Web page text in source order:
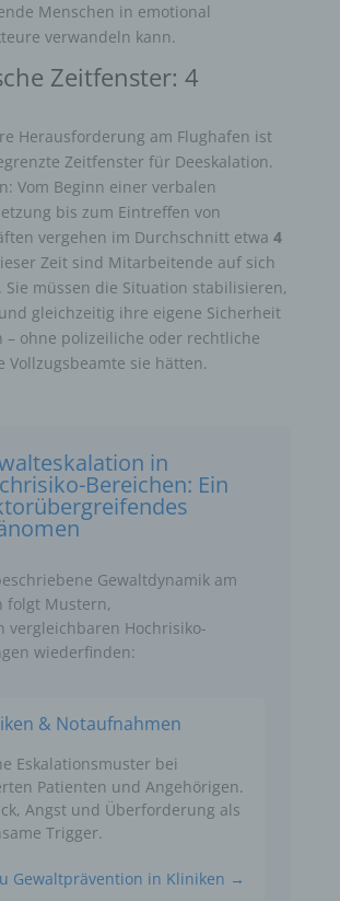
Menschen in emotional
verwandeln kann.
Zeitfenster: 4
Herausforderung am Flughafen ist
Zeitfenster für Deeskalation.
Vom Beginn einer verbalen
bis zum Eintreffen von
vergehen im Durchschnitt etwa 4
Zeit sind Mitarbeitende auf sich
Sie müssen die Situation stabilisieren,
gleichzeitig ihre eigene Sicherheit
– ohne polizeiliche oder rechtliche
Vollzugsbeamte sie hätten.
in
Bereichen: Ein
Gewaltdynamik am
folgt Mustern,
vergleichbaren Hochrisiko-
wiederfinden:
& Notaufnahmen
Eskalationsmuster bei
Patienten und Angehörigen.
Angst und Überforderung als
Trigger.
Gewaltprävention in Kliniken →